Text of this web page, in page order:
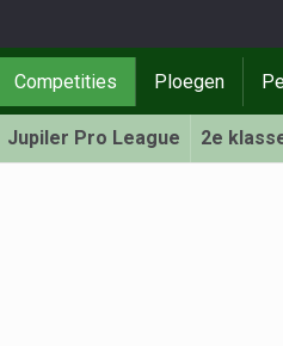
Competities Ploegen
Jupiler Pro League 2e